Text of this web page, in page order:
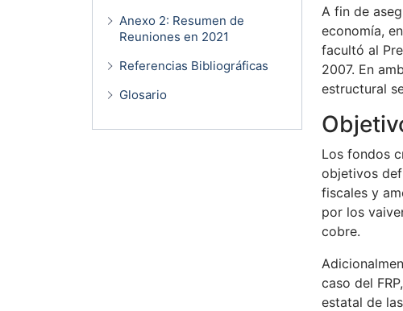
A fin de
economía,
facultó al
2007. En
estructural
Los fondos
objetivos
fiscales y
por los
cobre.
caso del
estatal de
Anexo 2: Resumen de
Reuniones en 2021
Referencias Bibliográficas
Glosario